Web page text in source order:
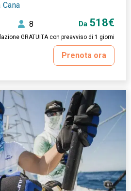
8 Da 518€
GRATUITA con preavviso di 1 giorni
Prenota ora